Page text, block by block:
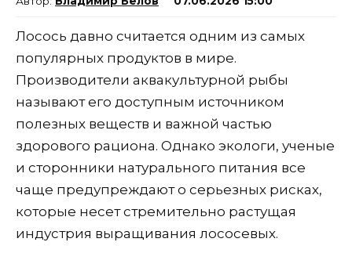
Лосось давно считается одним из самых
популярных продуктов в мире.
Производители аквакультурной рыбы
называют его доступным источником
полезных веществ и важной частью
здорового рациона. Однако экологи, ученые
и сторонники натурального питания все
чаще предупреждают о серьезных рисках,
которые несет стремительно растущая
индустрия выращивания лососевых.